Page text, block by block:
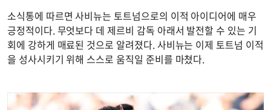
소식통에 따르면 사비뉴는 토트넘으로의 이적 아이디어에 매우
긍정적이다. 무엇보다 데 제르비 감독 아래서 발전할 수 있는 기
회에 강하게 매료된 것으로 알려졌다. 사비뉴는 이제 토트넘 이적
을 성사시키기 위해 스스로 움직일 준비를 마쳤다.